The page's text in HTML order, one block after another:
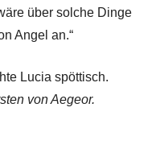
über solche Dinge
Angel an.“
Lucia spöttisch.
von Aegeor.